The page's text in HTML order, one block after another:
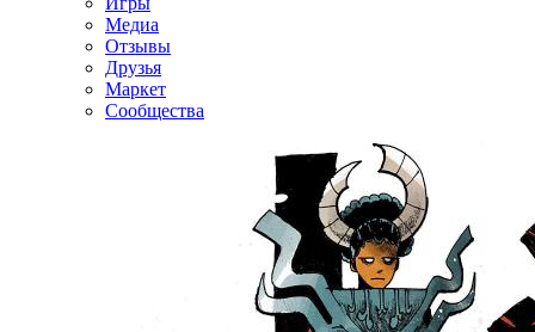
Медиа
Отзывы
Друзья
Маркет
Сообщества